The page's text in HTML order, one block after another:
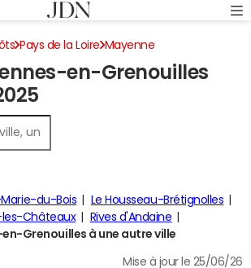
Pays de la Loire Mayenne
Impôt sur le revenu
en-Grenouilles
du-Bois
Le Housseau-Brétignolles
les-Châteaux
Rives d'Andaine
Grenouilles à une autre ville
Mise à jour le 25/06/26